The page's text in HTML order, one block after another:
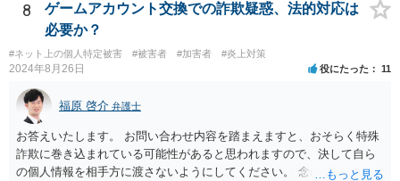
8
ゲームアカウント交換での詐欺疑惑、法的対応は
必要か？
#ネット上の個人特定被害 #被害者 #加害者 #炎上対策
2024年8月26日 役にたった 11
福原 啓介 弁護士
お答えいたします。 お問い合わせ内容を踏まえますと、おそらく特殊
詐欺に巻き込まれている可能性があると思われますので、決して自ら
の個人情報を相手方に渡さないようにしてください。 念のため、現在